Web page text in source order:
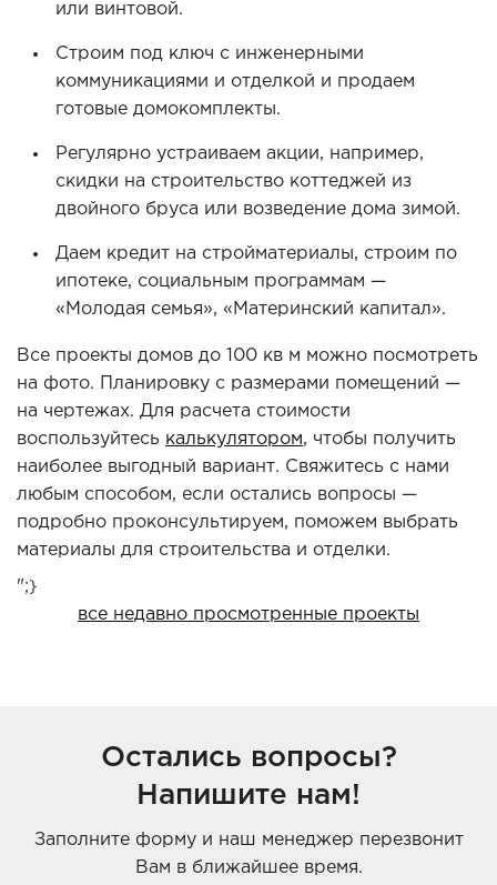
или винтовой.
Строим под ключ с инженерными
коммуникациями и отделкой и продаем
готовые домокомплекты.
Регулярно устраиваем акции, например,
скидки на строительство коттеджей из
двойного бруса или возведение дома зимой.
Даем кредит на стройматериалы, строим по
ипотеке, социальным программам —
«Молодая семья», «Материнский капитал».
Все проекты домов до 100 кв м можно посмотреть
на фото. Планировку с размерами помещений —
на чертежах. Для расчета стоимости
воспользуйтесь калькулятором, чтобы получить
наиболее выгодный вариант. Свяжитесь с нами
любым способом, если остались вопросы —
подробно проконсультируем, поможем выбрать
материалы для строительства и отделки.
";}
все недавно просмотренные проекты
Остались вопросы?
Напишите нам!
Заполните форму и наш менеджер перезвонит
Вам в ближайшее время.